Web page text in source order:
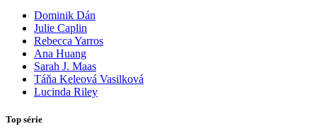
Dominik Dán
Julie Caplin
Rebecca Yarros
Ana Huang
Sarah J. Maas
Táňa Keleová Vasilková
Lucinda Riley
Top série